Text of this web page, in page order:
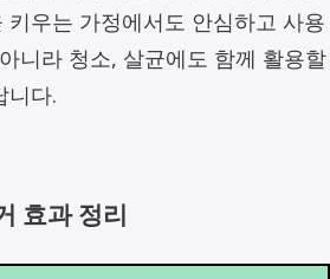
우는 가정에서도 안심하고 사용
니라 청소, 살균에도 함께 활용할
니다.
효과 정리